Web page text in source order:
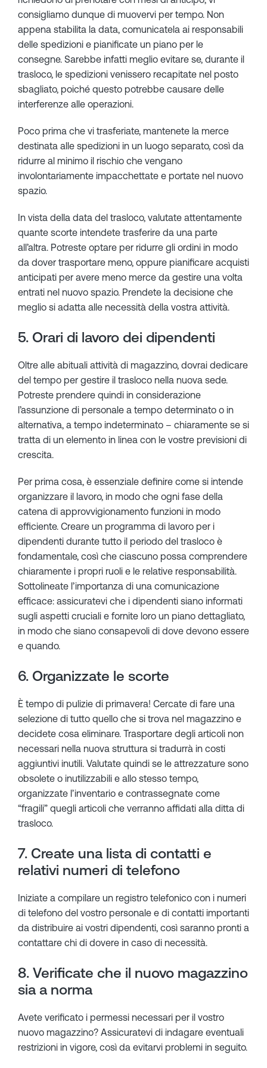
consigliamo dunque di muovervi per tempo. Non
appena stabilita la data, comunicatela ai responsabili
delle spedizioni e pianificate un piano per le
consegne. Sarebbe infatti meglio evitare se, durante il
trasloco, le spedizioni venissero recapitate nel posto
sbagliato, poiché questo potrebbe causare delle
interferenze alle operazioni.
Poco prima che vi trasferiate, mantenete la merce
destinata alle spedizioni in un luogo separato, così da
ridurre al minimo il rischio che vengano
involontariamente impacchettate e portate nel nuovo
spazio.
In vista della data del trasloco, valutate attentamente
quante scorte intendete trasferire da una parte
all’altra. Potreste optare per ridurre gli ordini in modo
da dover trasportare meno, oppure pianificare acquisti
anticipati per avere meno merce da gestire una volta
entrati nel nuovo spazio. Prendete la decisione che
meglio si adatta alle necessità della vostra attività.
5. Orari di lavoro dei dipendenti
Oltre alle abituali attività di magazzino, dovrai dedicare
del tempo per gestire il trasloco nella nuova sede.
Potreste prendere quindi in considerazione
l’assunzione di personale a tempo determinato o in
alternativa, a tempo indeterminato – chiaramente se si
tratta di un elemento in linea con le vostre previsioni di
crescita.
Per prima cosa, è essenziale definire come si intende
organizzare il lavoro, in modo che ogni fase della
catena di approvvigionamento funzioni in modo
efficiente. Creare un programma di lavoro per i
dipendenti durante tutto il periodo del trasloco è
fondamentale, così che ciascuno possa comprendere
chiaramente i propri ruoli e le relative responsabilità.
Sottolineate l’importanza di una comunicazione
efficace: assicuratevi che i dipendenti siano informati
sugli aspetti cruciali e fornite loro un piano dettagliato,
in modo che siano consapevoli di dove devono essere
e quando.
6. Organizzate le scorte
È tempo di pulizie di primavera! Cercate di fare una
selezione di tutto quello che si trova nel magazzino e
decidete cosa eliminare. Trasportare degli articoli non
necessari nella nuova struttura si tradurrà in costi
aggiuntivi inutili. Valutate quindi se le attrezzature sono
obsolete o inutilizzabili e allo stesso tempo,
organizzate l’inventario e contrassegnate come
“fragili” quegli articoli che verranno affidati alla ditta di
trasloco.
7. Create una lista di contatti e
relativi numeri di telefono
Iniziate a compilare un registro telefonico con i numeri
di telefono del vostro personale e di contatti importanti
da distribuire ai vostri dipendenti, così saranno pronti a
contattare chi di dovere in caso di necessità.
8. Verificate che il nuovo magazzino
sia a norma
Avete verificato i permessi necessari per il vostro
nuovo magazzino? Assicuratevi di indagare eventuali
restrizioni in vigore, così da evitarvi problemi in seguito.